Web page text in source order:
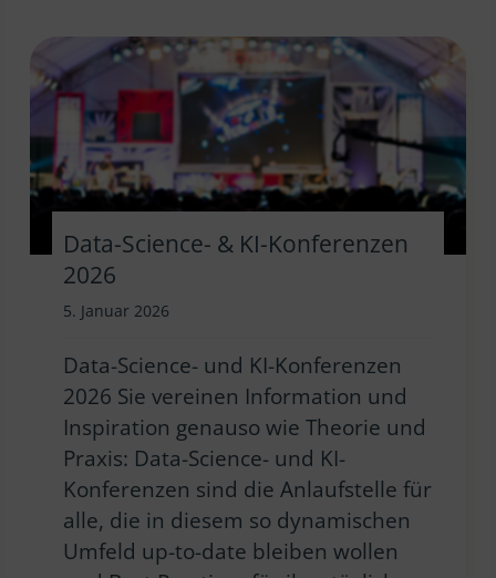
Data-Science- & KI-Konferenzen
2026
5. Januar 2026
Data-Science- und KI-Konferenzen
2026 Sie vereinen Information und
Inspiration genauso wie Theorie und
Praxis: Data-Science- und KI-
Konferenzen sind die Anlaufstelle für
alle, die in diesem so dynamischen
Umfeld up-to-date bleiben wollen